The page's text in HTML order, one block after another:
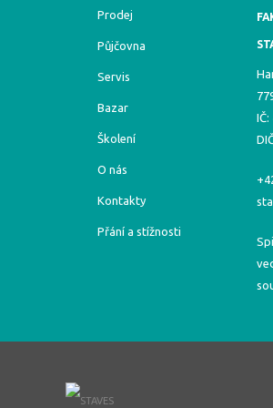
Prodej
Půjčovna
Servis
Bazar
Školení
O nás
Kontakty
Přání a stížnosti
IČ: